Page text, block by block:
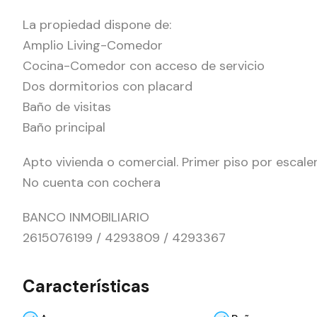
La propiedad dispone de:
Amplio Living-Comedor
Cocina-Comedor con acceso de servicio
Dos dormitorios con placard
Baño de visitas
Baño principal
Apto vivienda o comercial. Primer piso por
No cuenta con cochera
BANCO INMOBILIARIO
2615076199 / 4293809 / 4293367
Características